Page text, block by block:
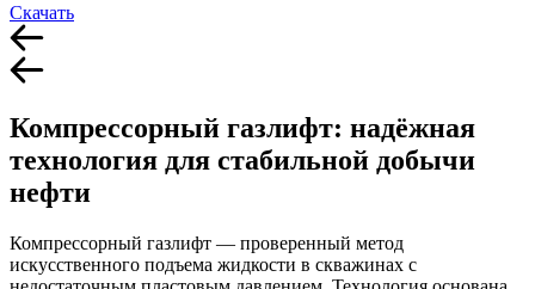
Скачать
Компрессорный газлифт: надёжная
технология для стабильной добычи
нефти
Компрессорный газлифт — проверенный метод
искусственного подъема жидкости в скважинах с